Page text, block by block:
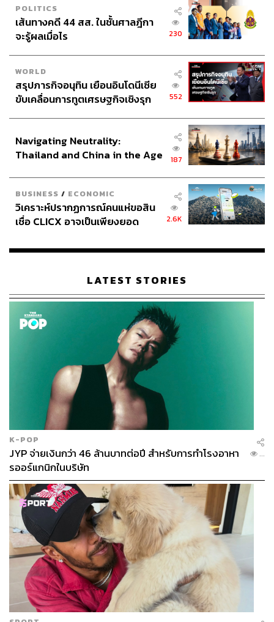
POLITICS
เส้นทางคดี 44 สส. ในชั้นศาลฎีกา
จะรู้ผลเมื่อไร
230
WORLD
สรุปภารกิจอนุทิน เยือนอินโดนีเซีย
ขับเคลื่อนการทูตเศรษฐกิจเชิงรุก
552
Navigating Neutrality:
Thailand and China in the Age
187
BUSINESS / ECONOMIC
วิเคราะห์ปรากฏการณ์คนแห่ขอสิน
เชื่อ CLICX อาจเป็นเพียงยอด
เรือนไทยที่ถูกซุกไว้
2.6K
LATEST STORIES
K-POP
JYP จ่ายเงินกว่า 46 ล้านบาทต่อปี สำหรับการทำโรงอาหา
รออร์แกนิกในบริษัท
...